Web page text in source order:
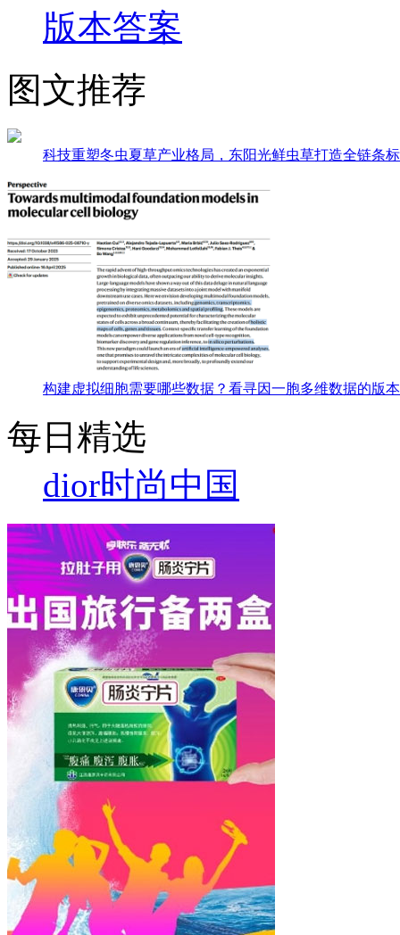
版本答案
图文推荐
科技重塑冬虫夏草产业格局，东阳光鲜虫草打造全链条
构建虚拟细胞需要哪些数据？看寻因一胞多维数据的版
每日精选
dior时尚中国